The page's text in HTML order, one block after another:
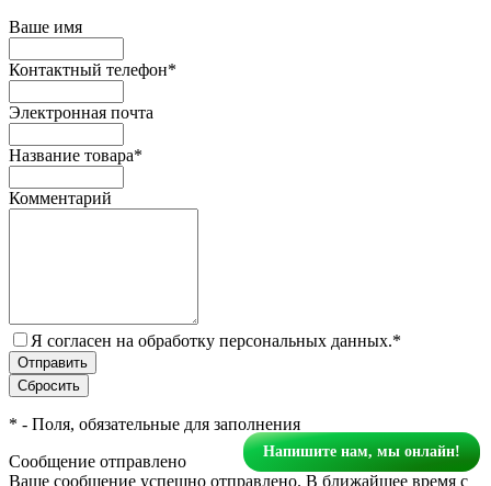
Ваше имя
Контактный телефон*
Электронная почта
Название товара*
Комментарий
Я согласен на обработку персональных данных.*
* - Поля, обязательные для заполнения
Сообщение отправлено
Ваше сообщение успешно отправлено. В ближайшее время с
Напишите нам, мы онлайн!